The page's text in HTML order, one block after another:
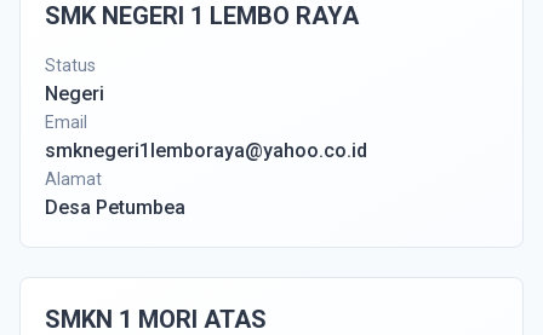
SMK NEGERI 1 LEMBO RAYA
Status
Negeri
Email
smknegeri1lemboraya@yahoo.co.id
Alamat
Desa Petumbea
SMKN 1 MORI ATAS